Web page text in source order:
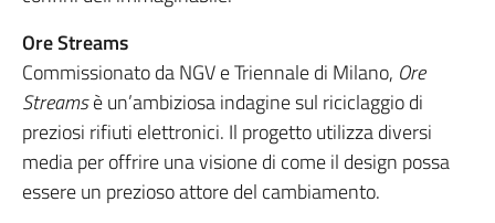
Ore Streams
Commissionato da NGV e Triennale di Milano, Ore
Streamsè un’ambiziosa indagine sul riciclaggio di
preziosi rifiuti elettronici. Il progetto utilizza diversi
media per offrire una visione di come il design possa
essere un prezioso attore del cambiamento.